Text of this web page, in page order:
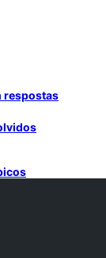
respostas